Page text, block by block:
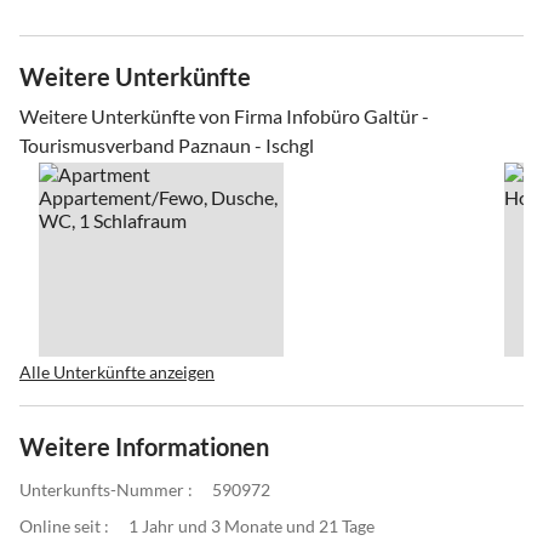
Weitere Unterkünfte
Weitere Unterkünfte von Firma Infobüro Galtür -
Tourismusverband Paznaun - Ischgl
Alle Unterkünfte anzeigen
Weitere Informationen
Unterkunfts-Nummer :
590972
Online seit :
1 Jahr und 3 Monate und 21 Tage